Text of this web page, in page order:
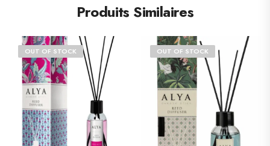
Produits Similaires
OUT OF STOCK OUT OF STOCK